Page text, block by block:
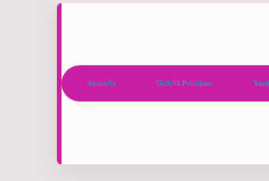
Anasayfa Gizlilik Politikası